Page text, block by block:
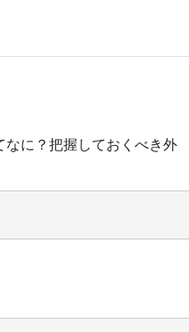
に？把握しておくべき外